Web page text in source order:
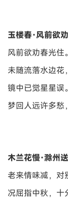
玉楼春·风前欲
风前欲劝春光住
未随流落水边花
镜中已觉星星误
梦回人远许多愁
木兰花慢·滁州
老来情味减，对
况屈指中秋，十